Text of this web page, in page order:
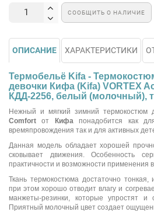
СООБЩИТЬ О НАЛИЧИЕ
ОПИСАНИЕ ХАРАКТЕРИСТИКИ
Термобельё Kifa -
девочки Кифа (Kifa) VORTEX
КДД-2256, белый (молочный),
Нежный и мягкий зимний термокостюм
Comfort от Кифапонадобится как
времяпровождения так и для активных
Данная модель обладает хорошей
сковывает движения. Особенность
практичности и возможности применения
Ткань термокостюма достаточно
при этом хорошо отводит влагу и
манжеты-резинки, которые упростят и
Приятный молочный цвет создает